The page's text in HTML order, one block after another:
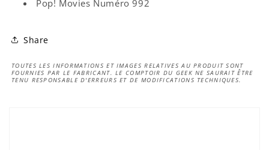
Pop! Movies Numéro 992
Share
TOUTES LES INFORMATIONS ET IMAGES RELATIVES AU PRODUIT SONT
FOURNIES PAR LE FABRICANT. LE COMPTOIR DU GEEK NE SAURAIT ÊTRE
TENU RESPONSABLE D'ERREURS ET DE MODIFICATIONS TECHNIQUES.